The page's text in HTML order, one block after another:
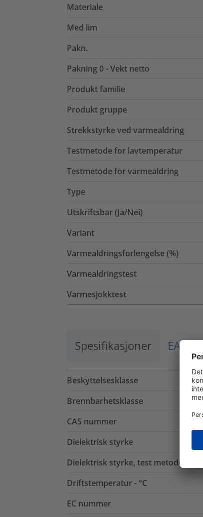
Materiale
Med lim
Pakn.
Pakning 0 - Vekt netto
Produkt familie
Produkt gruppe
Strekkstyrke ved varmealdring
Testmetode for lavtemperatur
Testmetode for varmealdring
Type
Utskriftsbar (Ja/Nei)
Variant
Varmealdringsforlengelse (%)
Varmealdringstest
Varmesjokktest
Spesifikasjoner EAN /
Beskyttelsesklasse
Brennbarhetsklasse
CAS nummer
Dielektrisk styrke
Dielektrisk styrke, test metode
Driftstemperatur - °C
EC nummer